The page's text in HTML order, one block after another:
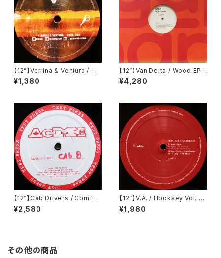
【12”】Verrina & Ventura / Co
clea EP (Propaganda Reco
rds) (PR002)
¥1,380
【12”】Van Delta / Wood EP
(Groove Attack Production
s) (GAP 083)
¥4,280
【12”】Cab Drivers / Comfort
Inn EP (Cabinet Records)
(cab 8)
¥2,580
【12”】V.A. / Hooksey Vol. 3
(Eklo) (EKLO007.3)
¥1,980
その他の商品